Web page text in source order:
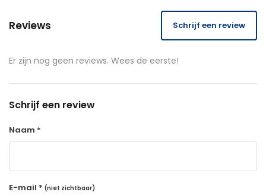
Reviews Schrijf een review
Er zijn nog geen reviews. Wees de eerste!
Schrijf een review
Naam *
E-mail * (niet zichtbaar)